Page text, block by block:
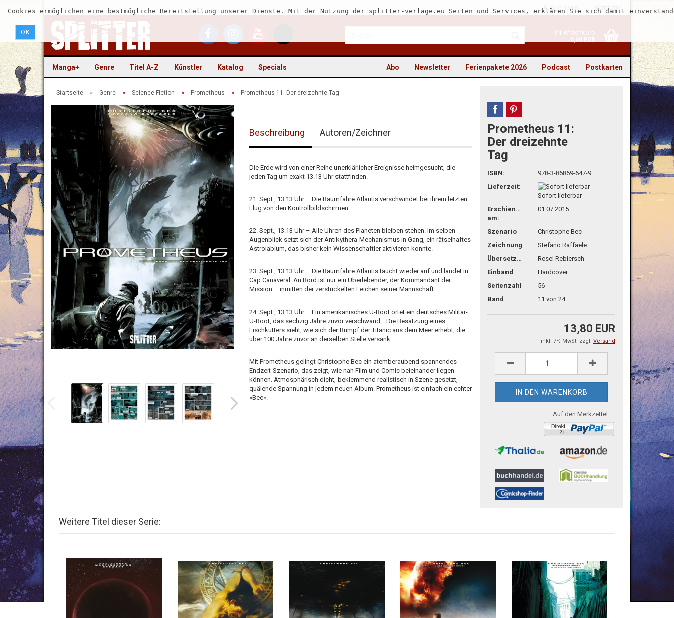
Kundenlogin
Passwort vergessen?
Merkzettel
Ihr Warenkorb
0,00 EUR
Cookies ermöglichen eine bestmögliche Bereitstellung unserer Dienste. Mit der Nutzung der splitter-verlage.eu Seiten und Services, erklären Sie sich damit
OK
Manga+ Genre Titel A-Z Künstler Katalog Specials Postkarten
Podcast
Ferienpakete 2026
Newsletter
Abo
Startseite » Genre » Science Fiction » Prometheus » Prometheus 11: Der dreizehnte Tag
Beschreibung Autoren/Zeichner
Die Erde wird von einer Reihe unerklärlicher Ereignisse heimgesucht, die
jeden Tag um exakt 13.13 Uhr stattfinden.
21. Sept., 13.13 Uhr – Die Raumfähre Atlantis verschwindet bei ihrem letzten
Flug von den Kontrollbildschirmen.
22. Sept., 13.13 Uhr – Alle Uhren des Planeten bleiben stehen. Im selben
Augenblick setzt sich der Antikythera-Mechanismus in Gang, ein rätselhaftes
Astrolabium, das bisher kein Wissenschaftler aktivieren konnte.
23. Sept., 13.13 Uhr – Die Raumfähre Atlantis taucht wieder auf und landet in
Cap Canaveral. An Bord ist nur ein Überlebender, der Kommandant der
Mission – inmitten der zerstückelten Leichen seiner Mannschaft.
24. Sept., 13.13 Uhr – Ein amerikanisches U-Boot ortet ein deutsches Militär-
U-Boot, das sechzig Jahre zuvor verschwand... Die Besatzung eines
Fischkutters sieht, wie sich der Rumpf der Titanic aus dem Meer erhebt, die
über 100 Jahre zuvor an derselben Stelle versank.
Mit Prometheus gelingt Christophe Bec ein atemberaubend spannendes
Endzeit-Szenario, das zeigt, wie nah Film und Comic beieinander liegen
können. Atmosphärisch dicht, beklemmend realistisch in Szene gesetzt,
quälende Spannung in jedem neuen Album. Prometheus ist einfach ein echter
»Bec«.
teilen pin it
Prometheus 11:
Der dreizehnte
Tag
ISBN:
978-3-86869-647-9
Lieferzeit:
Sofort lieferbar
Erschienen
am:
01.07.2015
Szenario
Christophe Bec
Zeichnung
Stefano Raffaele
Übersetzg.
Resel Rebiersch
Einband
Hardcover
Seitenzahl
56
Band
11 von 24
13,80 EUR
inkl. 7% MwSt. zzgl. Versand
Auf den Merkzettel
Weitere Titel dieser Serie: